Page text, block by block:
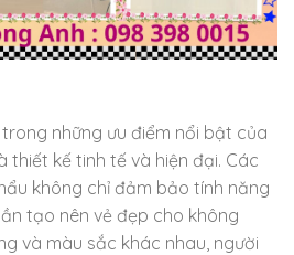
những ưu điểm nổi bật của
thiết kế tinh tế và hiện đại. Các
không chỉ đảm bảo tính năng
tạo nên vẻ đẹp cho không
và màu sắc khác nhau, người